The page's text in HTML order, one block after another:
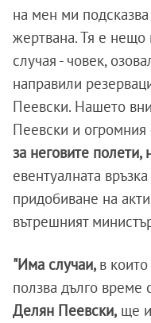
на мен ми
жертвана. Тя е нещо
случая - човек,
направили
Пеевски. Нашето
Пеевски и
за неговите полети,
евентуалната
придобиване на
вътрешният
"Има случаи, в
ползва дълго време
Делян Пеевски, ще